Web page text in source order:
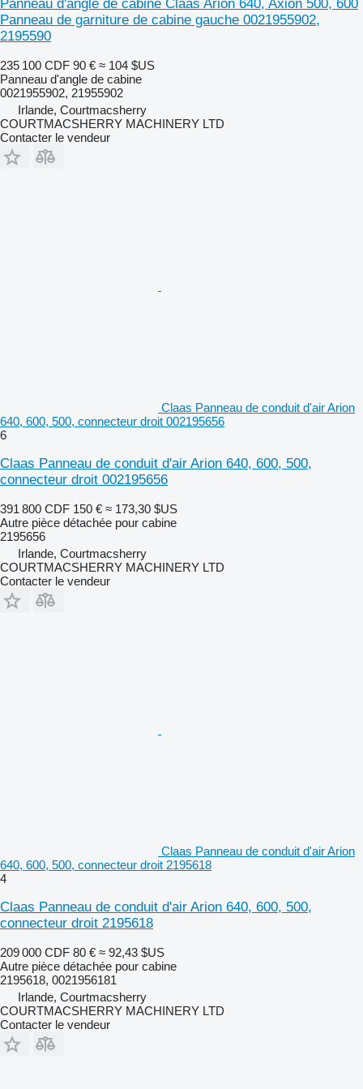
Panneau d'angle de cabine Claas Arion 640, Axion 500, 600
Panneau de garniture de cabine gauche 0021955902,
2195590
235 100 CDF 90 € ≈ 104 $US
Panneau d'angle de cabine
0021955902, 21955902
Irlande, Courtmacsherry
COURTMACSHERRY MACHINERY LTD
Contacter le vendeur
Claas Panneau de conduit d'air Arion
640, 600, 500, connecteur droit 002195656
6
Claas Panneau de conduit d'air Arion 640, 600, 500,
connecteur droit 002195656
391 800 CDF 150 € ≈ 173,30 $US
Autre pièce détachée pour cabine
2195656
Irlande, Courtmacsherry
COURTMACSHERRY MACHINERY LTD
Contacter le vendeur
Claas Panneau de conduit d'air Arion
640, 600, 500, connecteur droit 2195618
4
Claas Panneau de conduit d'air Arion 640, 600, 500,
connecteur droit 2195618
209 000 CDF 80 € ≈ 92,43 $US
Autre pièce détachée pour cabine
2195618, 0021956181
Irlande, Courtmacsherry
COURTMACSHERRY MACHINERY LTD
Contacter le vendeur